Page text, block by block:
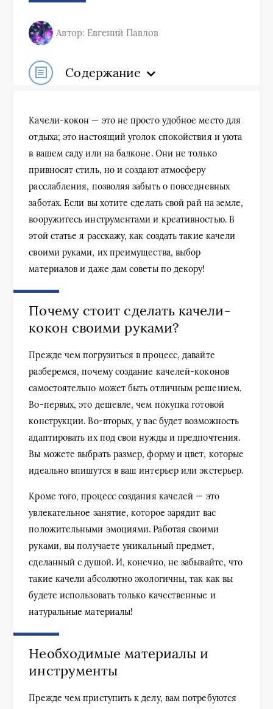
Автор: Евгений Павлов
Содержание
Качели-кокон — это не просто удобное место для
отдыха; это настоящий уголок спокойствия и уюта
в вашем саду или на балконе. Они не только
привносят стиль, но и создают атмосферу
расслабления, позволяя забыть о повседневных
заботах. Если вы хотите сделать свой рай на земле,
вооружитесь инструментами и креативностью. В
этой статье я расскажу, как создать такие качели
своими руками, их преимущества, выбор
материалов и даже дам советы по декору!
Почему стоит сделать качели-
кокон своими руками?
Прежде чем погрузиться в процесс, давайте
разберемся, почему создание качелей-коконов
самостоятельно может быть отличным решением.
Во-первых, это дешевле, чем покупка готовой
конструкции. Во-вторых, у вас будет возможность
адаптировать их под свои нужды и предпочтения.
Вы можете выбрать размер, форму и цвет, которые
идеально впишутся в ваш интерьер или экстерьер.
Кроме того, процесс создания качелей — это
увлекательное занятие, которое зарядит вас
положительными эмоциями. Работая своими
руками, вы получаете уникальный предмет,
сделанный с душой. И, конечно, не забывайте, что
такие качели абсолютно экологичны, так как вы
будете использовать только качественные и
натуральные материалы!
Необходимые материалы и
инструменты
Прежде чем приступить к делу, вам потребуются